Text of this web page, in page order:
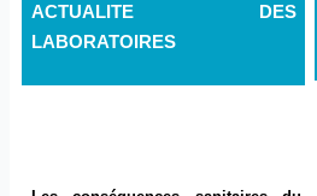
ACTUALITE DES
LABORATOIRES